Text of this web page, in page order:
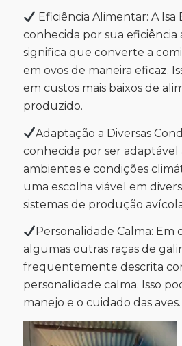
Eficiência Alimentar: A Isa
conhecida por sua eficiência
significa que converte a
em ovos de maneira eficaz.
em custos mais baixos de
produzido.
Adaptação a Diversas
conhecida por ser adaptável
ambientes e condições
uma escolha viável em
sistemas de produção
Personalidade Calma: Em
algumas outras raças de
frequentemente descrita
personalidade calma. Isso
manejo e o cuidado das aves.